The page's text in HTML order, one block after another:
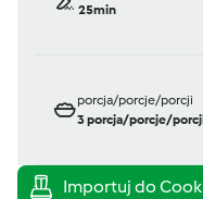
25min
porcja/porcje/porcji
3porcja/porcje/